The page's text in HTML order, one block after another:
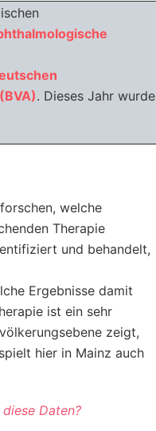
. Dieses Jahr wurde
welche
Therapie
und behandelt,
Ergebnisse damit
ist ein sehr
zeigt,
hier in Mainz auch
Daten?